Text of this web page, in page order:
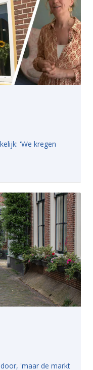
'We kregen
'maar de markt